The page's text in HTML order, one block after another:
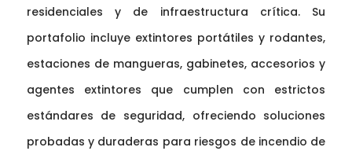
residenciales y de infraestructura crítica. Su
portafolio incluye extintores portátiles y rodantes,
estaciones de mangueras, gabinetes, accesorios y
agentes extintores que cumplen con estrictos
estándares de seguridad, ofreciendo soluciones
probadas y duraderas para riesgos de incendio de